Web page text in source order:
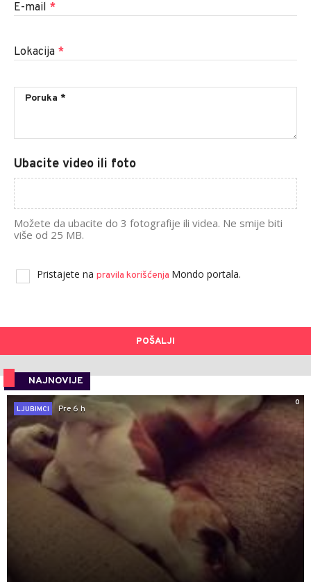
E-mail *
Lokacija *
Ubacite video ili foto
Možete da ubacite do 3 fotografije ili videa. Ne smije biti
više od 25 MB.
Pristajete na pravila korišćenja Mondo portala.
POŠALJI
NAJNOVIJE
0
LJUBIMCI
Pre 6 h